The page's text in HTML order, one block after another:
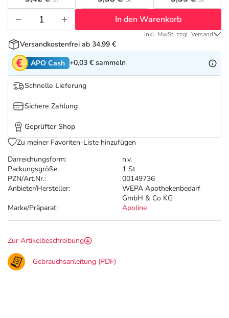
Tierapotheke
Vitamine & Mineralstoffe
Marken
Salus Deals
Darreichungsform:
n.v.
Packungsgröße:
1 St
PZN/Art.Nr.:
00149736
Anbieter/Hersteller:
WEPA Apothekenbedarf
GmbH & Co KG
Marke/Präparat:
Apoline
In den Warenkorb
inkl. MwSt. zzgl. Versand
Versandkostenfrei ab 34,99 €
APO Cash +0,03 € sammeln
Schnelle Lieferung
Sichere Zahlung
Geprüfter Shop
Zu meiner Favoriten-Liste hinzufügen
Zur Artikelbeschreibung
Gebrauchsanleitung (PDF)